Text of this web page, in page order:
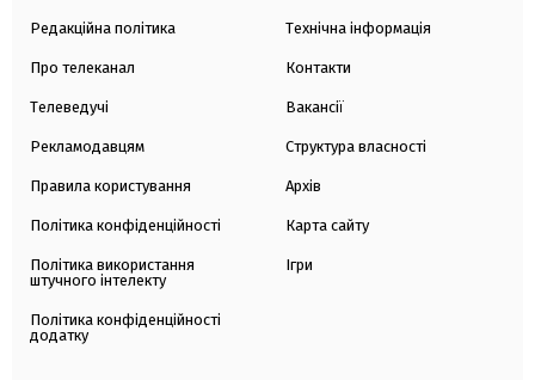
Редакційна політика
Про телеканал
Телеведучі
Рекламодавцям
Правила користування
Політика конфіденційності
Політика використання
штучного інтелекту
Політика конфіденційності
додатку
Технічна інформація
Контакти
Вакансії
Структура власності
Архів
Карта сайту
Ігри